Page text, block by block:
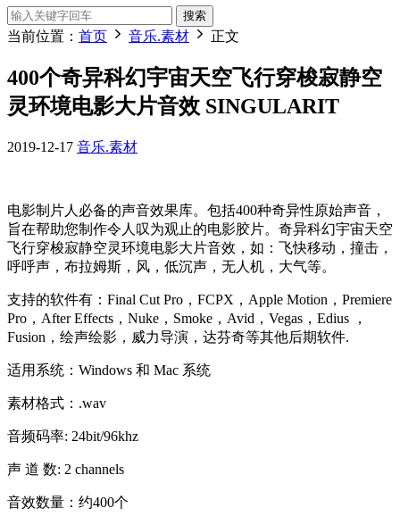
搜索
当前位置： 首页 音乐.素材 正文
400个奇异科幻宇宙天空飞行穿梭寂静空
灵环境电影大片音效 SINGULARIT
2019-12-17 音乐.素材
电影制片人必备的声音效果库。包括400种奇异性原始声音，
旨在帮助您制作令人叹为观止的电影胶片。奇异科幻宇宙天空
飞行穿梭寂静空灵环境电影大片音效，如：飞快移动，撞击，
呼呼声，布拉姆斯，风，低沉声，无人机，大气等。
支持的软件有：Final Cut Pro，FCPX，Apple Motion，Premiere
Pro，After Effects，Nuke，Smoke，Avid，Vegas，Edius ，
Fusion，绘声绘影，威力导演，达芬奇等其他后期软件.
适用系统：Windows 和 Mac 系统
素材格式：.wav
音频码率: 24bit/96khz
声 道 数: 2 channels
音效数量：约400个